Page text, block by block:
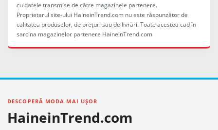
cu datele transmise de către magazinele partenere.
Proprietarul site-ului HaineinTrend.com nu este răspunzător de
calitatea produselor, de preţuri sau de livrări. Toate acestea cad în
sarcina magazinelor partenere HaineinTrend.com
DESCOPERĂ MODA MAI UȘOR
HaineinTrend.com